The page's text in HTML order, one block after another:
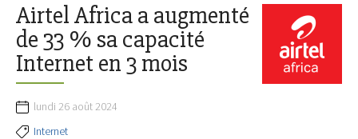
Airtel Africa a augmenté
de 33 % sa capacité
Internet en 3 mois
lundi 26 août 2024
Internet